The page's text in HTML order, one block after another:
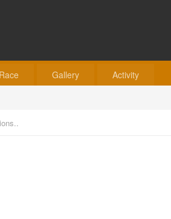
Gallery Activity